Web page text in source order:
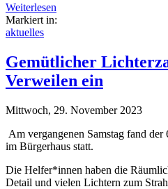
Weiterlesen
Markiert in:
aktuelles
Gemütlicher
Verweilen ein
Mittwoch, 29. November 2023
Am vergangenen Samstag fand
im Bürgerhaus statt.
Die Helfer*innen haben die
Detail und vielen Lichtern zum